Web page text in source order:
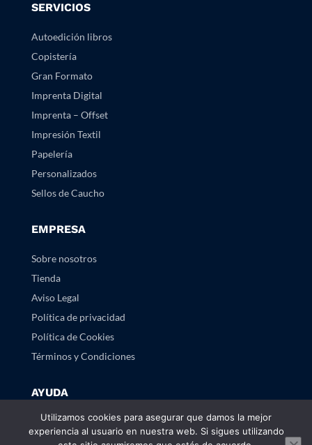
SERVICIOS
Autoedición libros
Copistería
Gran Formato
Imprenta Digital
Imprenta – Offset
Impresión Textil
Papelería
Personalizados
Sellos de Caucho
EMPRESA
Sobre nosotros
Tienda
Aviso Legal
Política de privacidad
Política de Cookies
Términos y Condiciones
AYUDA
Preguntas frecuentes
Contacto
Utilizamos cookies para asegurar que damos la mejor
experiencia al usuario en nuestra web. Si sigues utilizando